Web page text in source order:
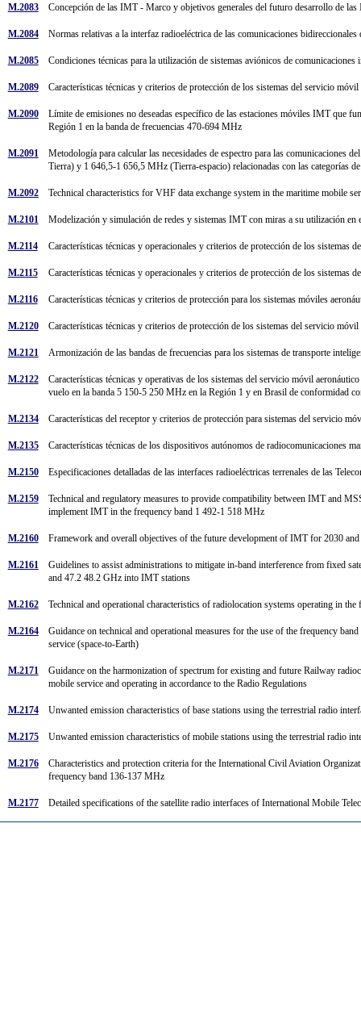
M.2083 Concepción de las IMT - Marco y objetivos generales del futuro desarrollo de
M.2084 Normas relativas a la interfaz radioeléctrica de las comunicaciones
M.2085 Condiciones técnicas para la utilización de sistemas aviónicos de
M.2089 Características técnicas y criterios de protección de los sistemas del servicio
M.2090
Límite de emisiones no deseadas específico de las estaciones móviles IMT que
Región 1 en la banda de frecuencias 470-694 MHz
M.2091
Metodología para calcular las necesidades de espectro para las comunicaciones
Tierra) y 1 646,5-1 656,5 MHz (Tierra-espacio) relacionadas con las categorías
M.2092 Technical characteristics for VHF data exchange system in the maritime mobile
M.2101 Modelización y simulación de redes y sistemas IMT con miras a su utilización
M.2114 Características técnicas y operacionales y criterios de protección de los
M.2115 Características técnicas y operacionales y criterios de protección de los
M.2116 Características técnicas y criterios de protección para los sistemas móviles
M.2120 Características técnicas y criterios de protección de los sistemas del servicio
M.2121 Armonización de las bandas de frecuencias para los sistemas de transporte
M.2122
Características técnicas y operativas de los sistemas del servicio móvil
vuelo en la banda 5 150-5 250 MHz en la Región 1 y en Brasil de conformidad
M.2134 Características del receptor y criterios de protección para sistemas del servicio
M.2135 Características técnicas de los dispositivos autónomos de radiocomunicaciones
M.2150 Especificaciones detalladas de las interfaces radioeléctricas terrenales de las
M.2159
Technical and regulatory measures to provide compatibility between IMT and
implement IMT in the frequency band 1 492-1 518 MHz
M.2160 Framework and overall objectives of the future development of IMT for 2030
M.2161
Guidelines to assist administrations to mitigate in-band interference from fixed
and 47.2 48.2 GHz into IMT stations
M.2162 Technical and operational characteristics of radiolocation systems operating in
M.2164
Guidance on technical and operational measures for the use of the frequency
service (space-to-Earth)
M.2171
Guidance on the harmonization of spectrum for existing and future Railway
mobile service and operating in accordance to the Radio Regulations
M.2174 Unwanted emission characteristics of base stations using the terrestrial radio
M.2175 Unwanted emission characteristics of mobile stations using the terrestrial radio
M.2176
Characteristics and protection criteria for the International Civil Aviation
frequency band 136-137 MHz
M.2177 Detailed specifications of the satellite radio interfaces of International Mobile